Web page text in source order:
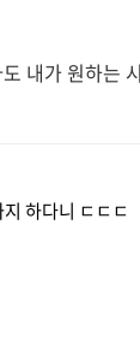
내가 원하는
하다니 ㄷㄷㄷ